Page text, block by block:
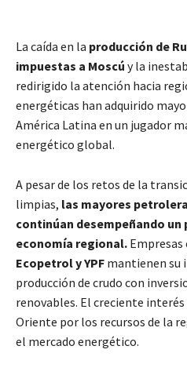
La caída en la producción de
impuestas a Moscú y la
redirigido la atención hacia
energéticas han adquirido
América Latina en un jugador
energético global.
A pesar de los retos de la
limpias, las mayores
continúan desempeñando
economía regional. Empresas
Ecopetrol y YPF mantienen su
producción de crudo con
renovables. El creciente
Oriente por los recursos de la
el mercado energético.